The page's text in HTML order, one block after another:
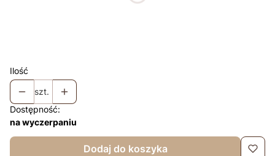
Ilość
szt.
Dostępność:
na wyczerpaniu
Dodaj do koszyka